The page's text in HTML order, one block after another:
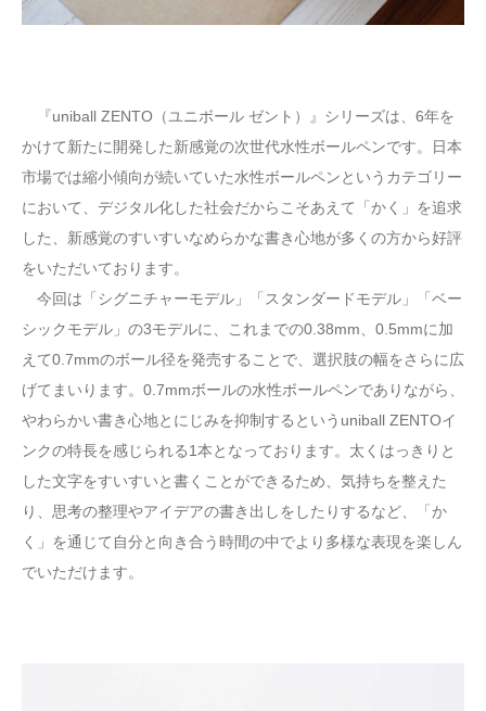
『uniball ZENTO（ユニボール ゼント）』シリーズは、6年を
かけて新たに開発した新感覚の次世代水性ボールペンです。日本
市場では縮小傾向が続いていた水性ボールペンというカテゴリー
において、デジタル化した社会だからこそあえて「かく」を追求
した、新感覚のすいすいなめらかな書き心地が多くの方から好評
をいただいております。
今回は「シグニチャーモデル」「スタンダードモデル」「ベー
シックモデル」の3モデルに、これまでの0.38mm、0.5mmに加
えて0.7mmのボール径を発売することで、選択肢の幅をさらに広
げてまいります。0.7mmボールの水性ボールペンでありながら、
やわらかい書き心地とにじみを抑制するというuniball ZENTOイ
ンクの特長を感じられる1本となっております。太くはっきりと
した文字をすいすいと書くことができるため、気持ちを整えた
り、思考の整理やアイデアの書き出しをしたりするなど、「か
く」を通じて自分と向き合う時間の中でより多様な表現を楽しん
でいただけます。